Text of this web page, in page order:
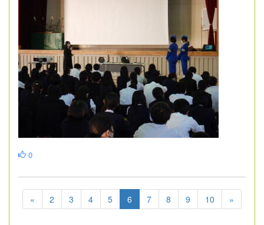
0
« 2 3 4 5 6 7 8 9 10 »